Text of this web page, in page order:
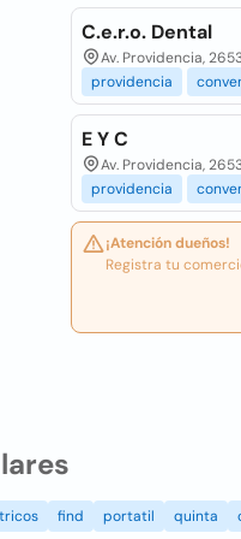
C.e.r.o. Dental
Av. Providencia,
providencia
E Y C
Av. Providencia,
providencia
¡Atención dueños!
Registra tu
find portatil quinta